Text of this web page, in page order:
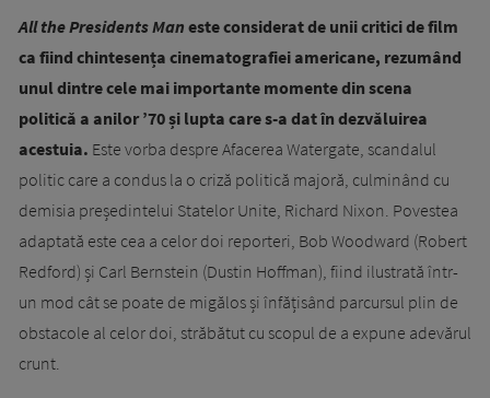
All the Presidents Man este considerat de unii critici de film
ca fiind chintesența cinematografiei americane, rezumând
unul dintre cele mai importante momente din scena
politică a anilor ’70 și lupta care s-a dat în dezvăluirea
acestuia. Este vorba despre Afacerea Watergate, scandalul
politic care a condus la o criză politică majoră, culminând cu
demisia președintelui Statelor Unite, Richard Nixon. Povestea
adaptată este cea a celor doi reporteri, Bob Woodward (Robert
Redford) și Carl Bernstein (Dustin Hoffman), fiind ilustrată într-
un mod cât se poate de migălos și înfățisând parcursul plin de
obstacole al celor doi, străbătut cu scopul de a expune adevărul
crunt.